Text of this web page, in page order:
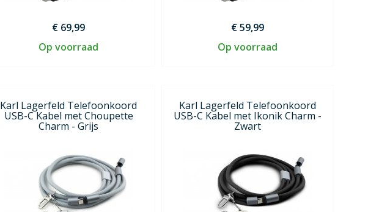
€ 69,99
Op voorraad
€ 59,99
Op voorraad
Karl Lagerfeld Telefoonkoord
USB-C Kabel met Choupette
Charm - Grijs
Karl Lagerfeld Telefoonkoord
USB-C Kabel met Ikonik Charm -
Zwart